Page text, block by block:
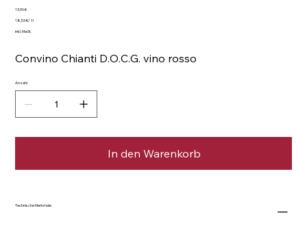
Preis
13,90 €
18,53 €
pro
18,53 €/ 1l
inkl. MwSt.
Convino Chianti D.O.C.G. vino rosso
Anzahl
In den Warenkorb
Technische Merkmale